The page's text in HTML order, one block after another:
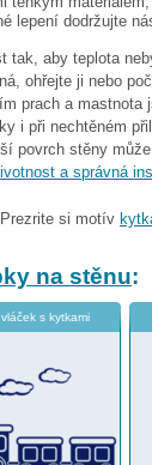
lepení dodržujte
aby teplota
ohřejte ji nebo
prach a mastnota
i při nechtěném
povrch stěny
a správná
si motív
na stěnu:
s kytkami